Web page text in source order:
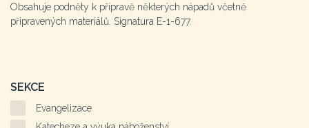
Obsahuje podněty k přípravě některých nápadů včetně
připravených materiálů. Signatura E-1-677.
SEKCE
Evangelizace